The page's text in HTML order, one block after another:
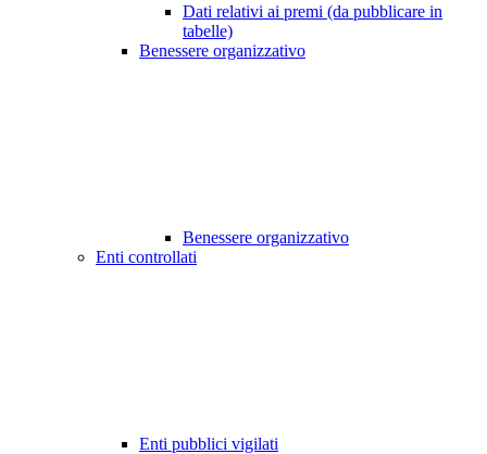
Dati relativi ai premi (da pubblicare in
tabelle)
Benessere organizzativo
Benessere organizzativo
Enti controllati
Enti pubblici vigilati